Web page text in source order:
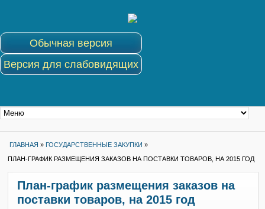
Обычная версия
Версия для слабовидящих
ГЛАВНАЯ » ГОСУДАРСТВЕННЫЕ ЗАКУПКИ »
ПЛАН-ГРАФИК РАЗМЕЩЕНИЯ ЗАКАЗОВ НА ПОСТАВКИ ТОВАРОВ, НА 2015 ГОД
План-график размещения заказов на
поставки товаров, на 2015 год